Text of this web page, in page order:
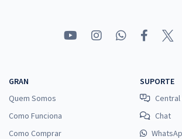
GRAN
Quem Somos
Como Funciona
Como Comprar
SUPORTE
Central
Chat